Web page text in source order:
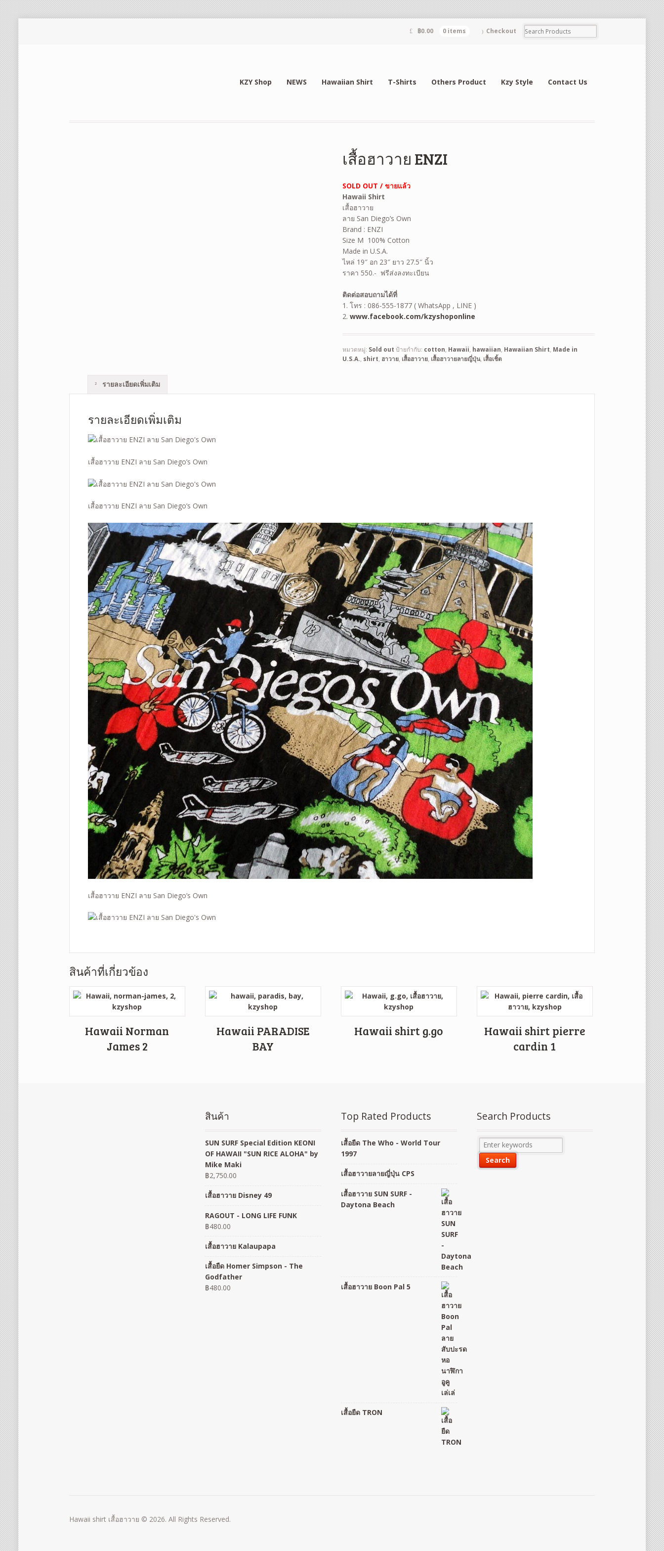
฿0.00 0 items Checkout
KZY Shop NEWS Hawaiian Shirt T-Shirts Others Product Kzy Style Contact Us
เสื้อฮาวาย ENZI
SOLD OUT / ขายแล้ว
Hawaii Shirt
เสื้อฮาวาย
ลาย San Diego’s Own
Brand : ENZI
Size M 100% Cotton
Made in U.S.A.
ไหล่ 19″ อก 23″ ยาว 27.5″ นิ้ว
ราคา 550.- ฟรีส่งลงทะเบียน
ติดต่อสอบถามได้ที่
1. โทร : 086-555-1877 ( WhatsApp , LINE )
2.www.facebook.com/kzyshoponline
หมวดหมู่: Sold out ป้ายกำกับ: cotton, Hawaii, hawaiian, Hawaiian Shirt, Made in
U.S.A., shirt, ฮาวาย, เสื้อฮาวาย, เสื้อฮาวายลายญี่ปุ่น, เสื้อเชิ้ต
รายละเอียดเพิ่มเติม
รายละเอียดเพิ่มเติม
เสื้อฮาวาย ENZI ลาย San Diego’s Own
เสื้อฮาวาย ENZI ลาย San Diego’s Own
เสื้อฮาวาย ENZI ลาย San Diego’s Own
สินค้าที่เกี่ยวข้อง
Hawaii Norman
James 2
Hawaii PARADISE
BAY
Hawaii shirt g.go
Hawaii shirt pierre
cardin 1
สินค้า
SUN SURF Special Edition KEONI
OF HAWAII "SUN RICE ALOHA" by
Mike Maki
฿2,750.00
เสื้อฮาวาย Disney 49
RAGOUT - LONG LIFE FUNK
฿480.00
เสื้อฮาวาย Kalaupapa
เสื้อยืด Homer Simpson - The
Godfather
฿480.00
Top Rated Products
เสื้อยืด The Who - World Tour
1997
เสื้อฮาวายลายญี่ปุ่น CPS
เสื้อฮาวาย SUN SURF -
Daytona Beach
เสื้อฮาวาย Boon Pal 5
เสื้อยืด TRON
Search Products
Hawaii shirt เสื้อฮาวาย © 2026. All Rights Reserved.